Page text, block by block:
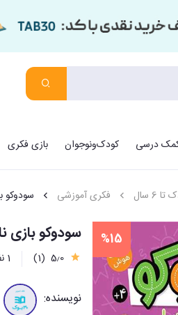
درسی کودک‌ونوجوان بازی فکری
6 سال فکری آموزشی سودوکو
%15 سودوکو بازی
5٫0 (1) 1 نظر
نویسنده: